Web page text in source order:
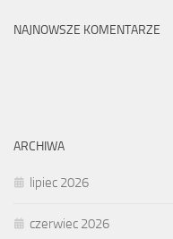
NAJNOWSZE KOMENTARZE
ARCHIWA
lipiec 2026
czerwiec 2026